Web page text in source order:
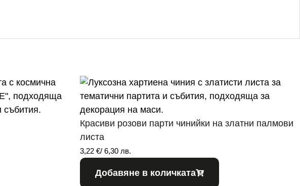
Красиви розови парти чинийки на златни палмови
листа
3,22€/ 6,30 лв.
Добавяне в количката